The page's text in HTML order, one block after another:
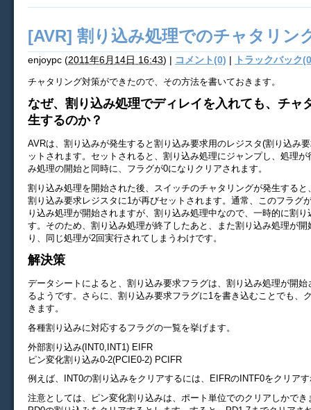
[AVR] 割り込み処理でのチャタリン
enjoypc (2011年6月14日 16:43) | コメント(0) | トラックバック
チャタリング対策ができたので、その方法を書いておきます。
なぜ、割り込み処理でディレイを入れても、チャ
生するのか？
AVRは、割り込みが発生すると割り込み要求用のレジスタ(割り込み
ットされます。セットされると、割り込み処理にジャンプし、処理
み処理の開始と同時に、フラグが0になりクリアされます。
割り込み処理を開始された後、スイッチのチャタリングが発生すると
割り込み要求レジスタに1が再びセットされます。通常、このフラグ
り込み処理が開始されますが、割り込み処理中なので、一時的に割
す。そのため、割り込み処理が終了したあと、また割り込み処理が開
り、同じ処理が2回実行されてしまうわけです。
解決策
データシートによると、割り込み要求フラグは、割り込み処理が開始
るようです。さらに、割り込み要求フラグに1を書き込むことでも、
きます。
各種割り込みに対応するフラグの一覧を挙げます。
外部割り込み(INT0,INT1) EIFR
ピン変化割り込み0-2(PCIE0-2) PCIFR
例えば、INT0の割り込みをクリアするには、EIFRのINTF0をクリア
注意としては、ピン変化割り込みは、ポート単位でのクリアしかでき